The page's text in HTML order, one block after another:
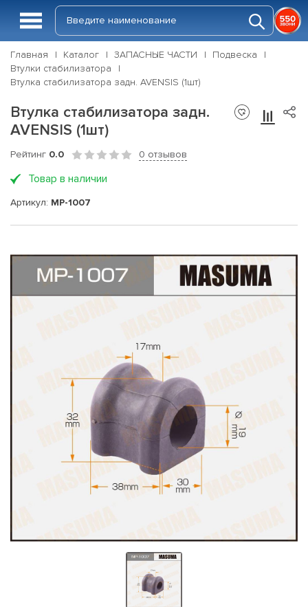
Главная Каталог ЗАПАСНЫЕ ЧАСТИ
Подвеска
Втулки стабилизатора
Втулка стабилизатора задн. AVENSIS (1шт)
Втулка стабилизатора задн.
AVENSIS (1шт)
Рейтинг 0.0 0 отзывов
Товар в наличии
Артикул: MP-1007